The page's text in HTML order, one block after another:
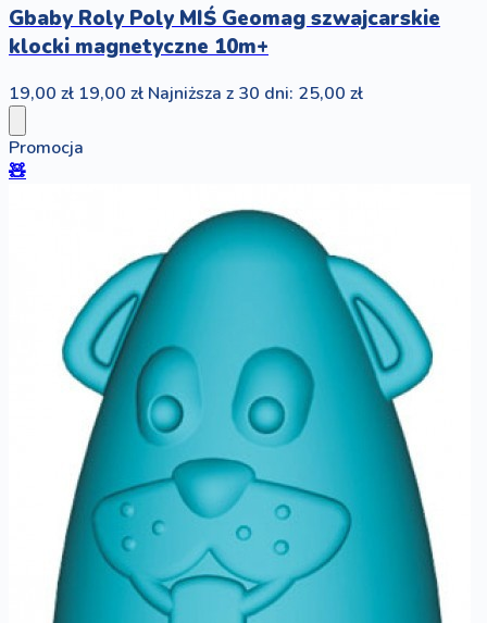
Gbaby Roly Poly MIŚ Geomag szwajcarskie
klocki magnetyczne 10m+
19,00 zł 19,00 zł Najniższa z 30 dni: 25,00 zł
Promocja
🧸